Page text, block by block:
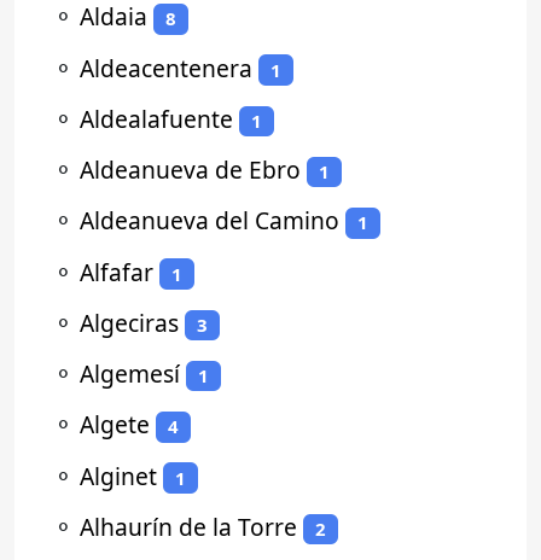
⚬ Aldaia 8
⚬ Aldeacentenera 1
⚬ Aldealafuente 1
⚬ Aldeanueva de Ebro 1
⚬ Aldeanueva del Camino 1
⚬ Alfafar 1
⚬ Algeciras 3
⚬ Algemesí 1
⚬ Algete 4
⚬ Alginet 1
⚬ Alhaurín de la Torre 2